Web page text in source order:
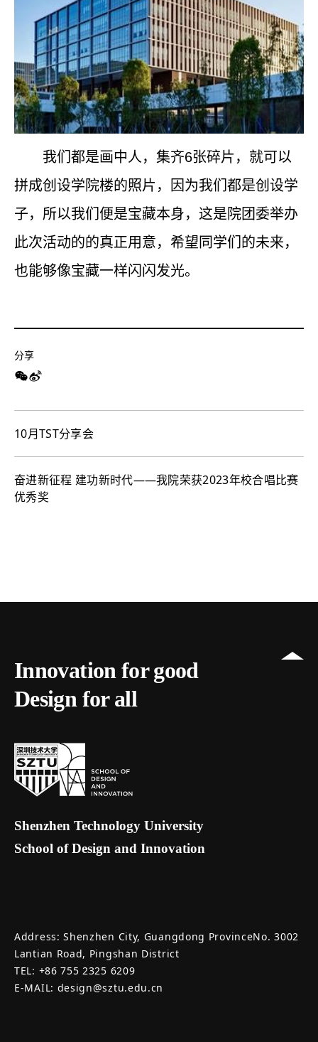
我们都是画中人，集齐6张碎片，就可以
拼成创设学院楼的照片，因为我们都是创设学
子，所以我们便是宝藏本身，这是院团委举办
此次活动的的真正用意，希望同学们的未来，
也能够像宝藏一样闪闪发光。
分享
10月TST分享会
奋进新征程 建功新时代——我院荣获2023年校合唱比赛
优秀奖
Innovation for good
Design for all
Shenzhen Technology University
School of Design and Innovation
Address: Shenzhen City, Guangdong ProvinceNo. 3002
Lantian Road, Pingshan District
TEL: +86 755 2325 6209
E-MAIL: design@sztu.edu.cn